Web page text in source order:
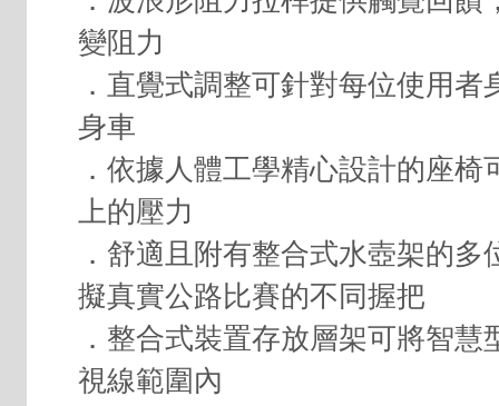
變阻力
．直覺式調整可針對每位使用者
身車
．依據人體工學精心設計的座椅
上的壓力
．舒適且附有整合式水壺架的多
擬真實公路比賽的不同握把
．整合式裝置存放層架可將智慧
視線範圍內